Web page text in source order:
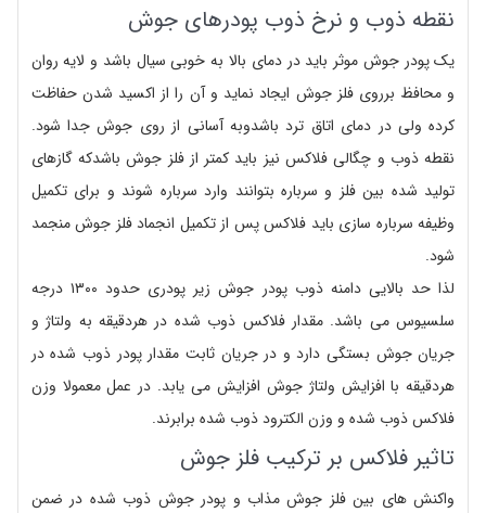
نقطه ذوب و نرخ ذوب پودرهای جوش
یک پودر جوش موثر باید در دمای بالا به خوبی سیال باشد و لایه روان
و محافظ برروی فلز جوش ایجاد نماید و آن را از اکسید شدن حفاظت
کرده ولی در دمای اتاق ترد باشدوبه آسانی از روی جوش جدا شود.
نقطه ذوب و چگالی فلاکس نیز باید کمتر از فلز جوش باشدکه گازهای
تولید شده بین فلز و سرباره بتوانند وارد سرباره شوند و برای تکمیل
وظیفه سرباره سازی باید فلاکس پس از تکمیل انجماد فلز جوش منجمد
شود.
لذا حد بالایی دامنه ذوب پودر جوش زیر پودری حدود ۱۳۰۰ درجه
سلسیوس می باشد. مقدار فلاکس ذوب شده در هردقیقه به ولتاژ و
جریان جوش بستگی دارد و در جریان ثابت مقدار پودر ذوب شده در
هردقیقه با افزایش ولتاژ جوش افزایش می یابد. در عمل معمولا وزن
فلاکس ذوب شده و وزن الکترود ذوب شده برابرند.
تاثیر فلاکس بر ترکیب فلز جوش
واکنش های بین فلز جوش مذاب و پودر جوش ذوب شده در ضمن